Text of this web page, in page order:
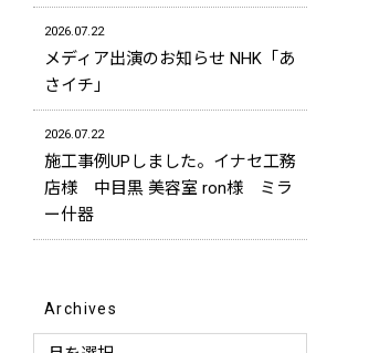
2026.07.22
メディア出演のお知らせ NHK「あ
さイチ」
2026.07.22
施工事例UPしました。イナセ工務
店様 中目黒 美容室 ron様 ミラ
ー什器
Archives